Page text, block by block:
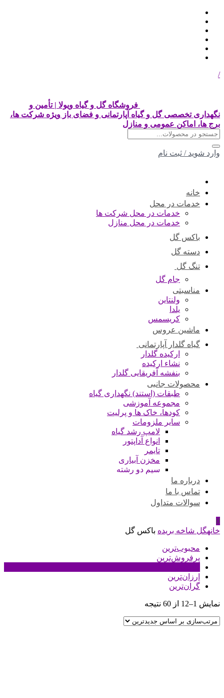
/
فروشگاه گل و گیاه ویولا | تأمین و
نگهداری تخصصی گل و گیاه آپارتمانی و فضای باز ویژه شرکت ها،
برج ها، اماکن عمومی و منازل
وارد شوید / ثبت نام
خانه
خدمات در محل
خدمات در محل شرکت ها
خدمات در محل منازل
باکس گل
دسته گل
تنگ گل
جام گل
مناسبتی
ولنتاین
یلدا
کریسمس
ماشین عروس
گیاه گلدار آپارتمانی
ارکیده گلدار
نشاء ارکیده
بنفشه آفریقایی گلدار
محصولات جانبی
طبقات (استند) نگهداری گیاه
مجموعه آموزشی
کودها، خاک ها و پرلیت
سایر ملزومات
لامپ رشد گیاه
انواع آداپتور
تایمر
مخزن آبیاری
سیم دو رشته
درباره ما
تماس با ما
سوالات متداول
0
خانهگل شاخه بریده باکس گل
محبوب‌ترین
پرفروش‌ترین
ارزان‌ترین
گران‌ترین
نمایش 1–12 از 60 نتیجه